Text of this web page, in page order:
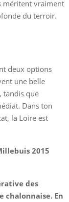
méritent vraiment
du terroir.
deux options
une belle
tandis que
Dans ton
la Loire est
2015
des
chalonnaise. En